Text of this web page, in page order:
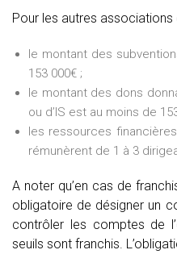
Pour les autres associations
le montant des
153 000€ ;
le montant des dons
ou d’IS est au moins de
les ressources
rémunèrent de 1 à 3
A noter qu’en cas de
obligatoire de désigner un
contrôler les comptes de
seuils sont franchis.